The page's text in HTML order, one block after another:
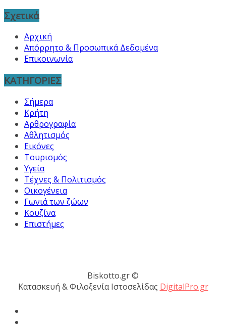
Σχετικά
Αρχική
Απόρρητο & Προσωπικά Δεδομένα
Επικοινωνία
ΚΑΤΗΓΟΡΙΕΣ
Σήμερα
Κρήτη
Αρθρογραφία
Αθλητισμός
Εικόνες
Τουρισμός
Υγεία
Τέχνες & Πολιτισμός
Οικογένεια
Γωνιά των ζώων
Κουζίνα
Επιστήμες
Biskotto.gr ©
Κατασκευή & Φιλοξενία Ιστοσελίδας DigitalPro.gr